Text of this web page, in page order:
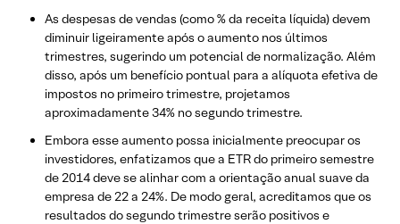
As despesas de vendas (como % da receita líquida) devem
diminuir ligeiramente após o aumento nos últimos
trimestres, sugerindo um potencial de normalização. Além
disso, após um benefício pontual para a alíquota efetiva de
impostos no primeiro trimestre, projetamos
aproximadamente 34% no segundo trimestre.
Embora esse aumento possa inicialmente preocupar os
investidores, enfatizamos que a ETR do primeiro semestre
de 2014 deve se alinhar com a orientação anual suave da
empresa de 22 a 24%. De modo geral, acreditamos que os
resultados do segundo trimestre serão positivos e